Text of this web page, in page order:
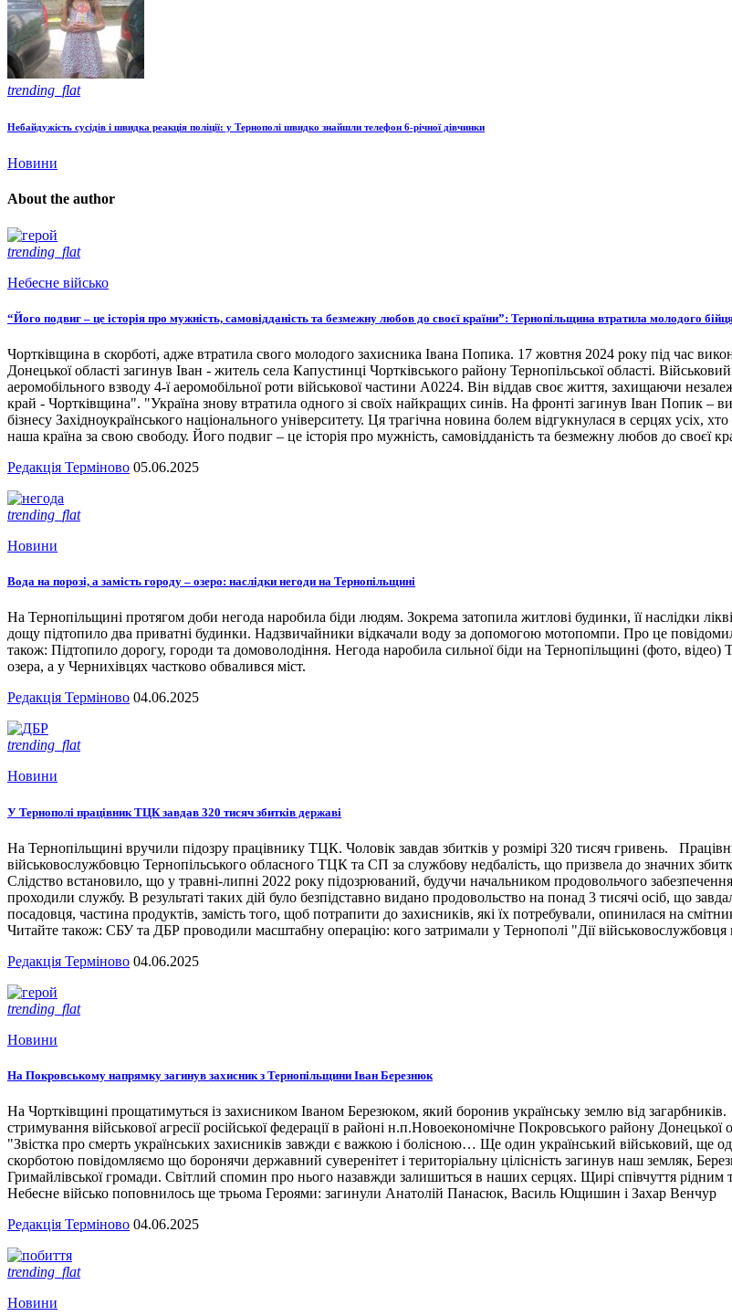
trending_flat
Небайдужість сусідів і швидка реакція поліції: у Тернополі швидко знайшли телефон 6-річної дівчинки
Новини
About the author
trending_flat
Небесне військо
“Його подвиг – це історія про мужність, самовідданість та безмежну любов до своєї країни”: Тернопільщина втратила молодого
Чортківщина в скорботі, адже втратила свого молодого захисника Івана Попика. 17 жовтня 2024 року під час
Донецької області загинув Іван - житель села Капустинці Чортківського району Тернопільської області.
аеромобільного взводу 4-ї аеромобільної роти військової частини А0224. Він віддав своє життя, захищаючи
край - Чортківщина". "Україна знову втратила одного зі своїх найкращих синів. На фронті загинув Іван Попик –
бізнесу Західноукраїнського національного університету. Ця трагічна новина болем відгукнулася в серцях усіх,
наша країна за свою свободу. Його подвиг – це історія про мужність, самовідданість та безмежну любов до своєї
Редакція Терміново 05.06.2025
trending_flat
Новини
Вода на порозі, а замість городу – озеро: наслідки негоди на Тернопільщині
На Тернопільщині протягом доби негода наробила біди людям. Зокрема затопила житлові будинки, її наслідки
дощу підтопило два приватні будинки. Надзвичайники відкачали воду за допомогою мотопомпи. Про це
також: Підтопило дорогу, городи та домоволодіння. Негода наробила сильної біди на Тернопільщині (фото,
озера, а у Чернихівцях частково обвалився міст.
Редакція Терміново 04.06.2025
trending_flat
Новини
У Тернополі працівник ТЦК завдав 320 тисяч збитків державі
На Тернопільщині вручили підозру працівнику ТЦК. Чоловік завдав збитків у розмірі 320 тисяч гривень.
військовослужбовцю Тернопільського обласного ТЦК та СП за службову недбалість, що призвела до значних
Слідство встановило, що у травні-липні 2022 року підозрюваний, будучи начальником продовольчого
проходили службу. В результаті таких дій було безпідставно видано продовольство на понад 3 тисячі осіб, що
посадовця, частина продуктів, замість того, щоб потрапити до захисників, які їх потребували, опинилася на
Читайте також: СБУ та ДБР проводили масштабну операцію: кого затримали у Тернополі "Дії
Редакція Терміново 04.06.2025
trending_flat
Новини
На Покровському напрямку загинув захисник з Тернопільщини Іван Березнюк
На Чортківщині прощатимуться із захисником Іваном Березюком, який боронив українську землю від
стримування військової агресії російської федерації в районі н.п.Новоекономічне Покровського району
"Звістка про смерть українських захисників завжди є важкою і болісною… Ще один український військовий, ще
скорботою повідомляємо що боронячи державний суверенітет і територіальну цілісність загинув наш земляк,
Гримайлівської громади. Світлий спомин про нього назавжди залишиться в наших серцях. Щирі співчуття
Небесне військо поповнилось ще трьома Героями: загинули Анатолій Панасюк, Василь Ющишин і Захар Венчур
Редакція Терміново 04.06.2025
trending_flat
Новини